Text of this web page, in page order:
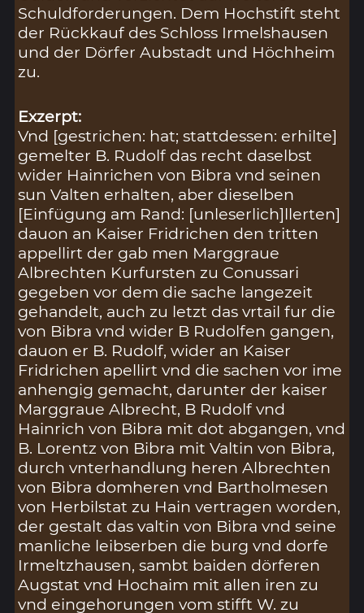
Schuldforderungen. Dem Hochstift steht
der Rückkauf des Schloss Irmelshausen
und der Dörfer Aubstadt und Höchheim
zu.
Exzerpt:
Vnd [gestrichen: hat; stattdessen: erhilte]
gemelter B. Rudolf das recht daselbst
wider Hainrichen von Bibra vnd seinen
sun Valten erhalten, aber dieselben
[Einfügung am Rand: [unleserlich]llerten]
dauon an Kaiser Fridrichen den tritten
appellirt der gab men Marggraue
Albrechten Kurfursten zu Conussari
gegeben vor dem die sache langezeit
gehandelt, auch zu letzt das vrtail fur die
von Bibra vnd wider B Rudolfen gangen,
dauon er B. Rudolf, wider an Kaiser
Fridrichen apellirt vnd die sachen vor ime
anhengig gemacht, darunter der kaiser
Marggraue Albrecht, B Rudolf vnd
Hainrich von Bibra mit dot abgangen, vnd
B. Lorentz von Bibra mit Valtin von Bibra,
durch vnterhandlung heren Albrechten
von Bibra domheren vnd Bartholmesen
von Herbilstat zu Hain vertragen worden,
der gestalt das valtin von Bibra vnd seine
manliche leibserben die burg vnd dorfe
Irmeltzhausen, sambt baiden dörferen
Augstat vnd Hochaim mit allen iren zu
vnd eingehorungen vom stifft W. zu